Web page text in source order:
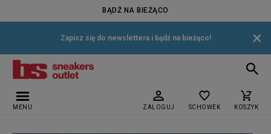
BĄDŹ NA BIEŻĄCO
Zapisz się do newslettera i bądź na bieżąco! ×
MENU ZALOGUJ SCHOWEK KOSZYK